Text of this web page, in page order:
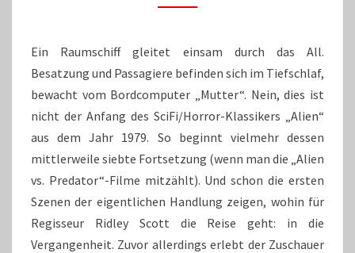
DICH
SEUFZEN
Ein Raumschiff gleitet einsam durch das All.
Besatzung und Passagiere befinden sich im Tiefschlaf,
bewacht vom Bordcomputer „Mutter“. Nein, dies ist
nicht der Anfang des SciFi/Horror-Klassikers „Alien“
aus dem Jahr 1979. So beginnt vielmehr dessen
mittlerweile siebte Fortsetzung (wenn man die „Alien
vs. Predator“-Filme mitzählt). Und schon die ersten
Szenen der eigentlichen Handlung zeigen, wohin für
Regisseur Ridley Scott die Reise geht: in die
Vergangenheit. Zuvor allerdings erlebt der Zuschauer